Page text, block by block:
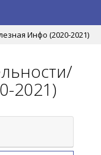
Инфо (2020-2021)
2021)